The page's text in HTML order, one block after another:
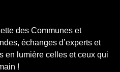
des Communes et
échanges d’experts et
en lumière celles et ceux qui
!